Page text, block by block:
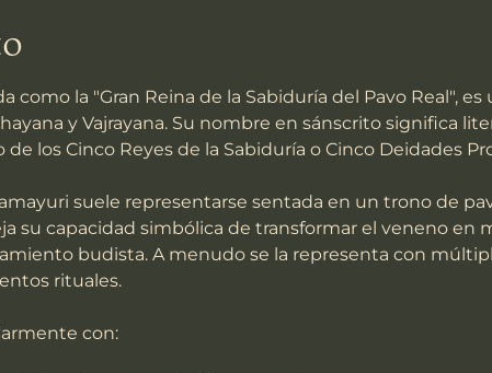
como la "Gran Reina de la Sabiduría del Pavo Real", es
y Vajrayana. Su nombre en sánscrito significa
de los Cinco Reyes de la Sabiduría o Cinco Deidades
suele representarse sentada en un trono de
su capacidad simbólica de transformar el veneno en
budista. A menudo se la representa con
rituales.
con: